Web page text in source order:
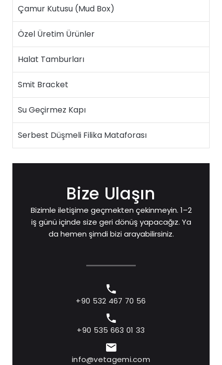
Çamur Kutusu (Mud Box)
Özel Üretim Ürünler
Halat Tamburları
Smit Bracket
Su Geçirmez Kapı
Serbest Düşmeli Filika Mataforası
Bize Ulaşın
Bizimle iletişime geçmekten çekinmeyin. 1–2
iş günü içinde size geri dönüş yapacağız. Ya
da hemen şimdi bizi arayabilirsiniz.
+90 532 467 70 56
+90 535 663 01 33
info@vetagemi.com